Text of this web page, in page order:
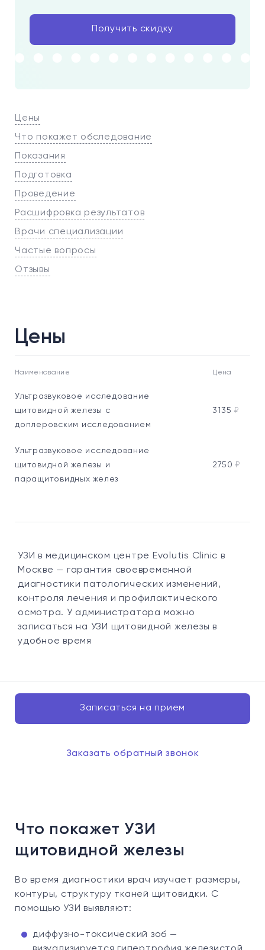
Цены
Что покажет обследование
Показания
Подготовка
Проведение
Расшифровка результатов
Врачи специализации
Частые вопросы
Отзывы
Получить скидку
Цены
Наименование Цена
Ультразвуковое исследование
щитовидной железы с
доплеровским исследованием
3135 ₽
Ультразвуковое исследование
щитовидной железы и
паращитовидных желез
2750 ₽
УЗИ в медицинском центре Evolutis Clinic в
Москве — гарантия своевременной
диагностики патологических изменений,
контроля лечения и профилактического
осмотра. У администратора можно
записаться на УЗИ щитовидной железы в
удобное время
Записаться на прием
Заказать обратный звонок
Что покажет УЗИ
щитовидной железы
Во время диагностики врач изучает размеры,
контуры, структуру тканей щитовидки. С
помощью УЗИ выявляют:
диффузно-токсический зоб —